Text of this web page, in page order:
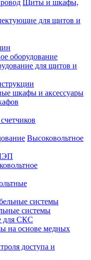
Щиты и шкафы,
для щитов и
оборудование
для щитов и
шкафы и аксессуары
Высоковольтное
системы
для СКС
на основе медных